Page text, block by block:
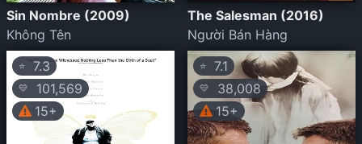
Sin Nombre (2009)
Không Tên
The Salesman (2016)
Người Bán Hàng
⭐ 7.3
💛
101,569
15+
⭐ 7.1
💛
38,008
15+